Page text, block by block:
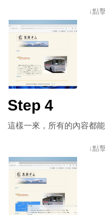
↓點
Step 4
這樣一來，所有的內容都
↓點